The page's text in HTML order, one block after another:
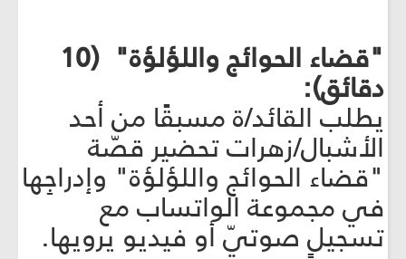
"قضاء الحوائج واللؤلؤة" (10
دقائق):
يطلب القائد/ة مسبقًا من أحد
الأشبال/زهرات تحضير قصّة
"قضاء الحوائج واللؤلؤة" وإدراجِها
في مجموعة الواتساب مع
تسجيلٍ صوتيّ أو فيديو يرويها.